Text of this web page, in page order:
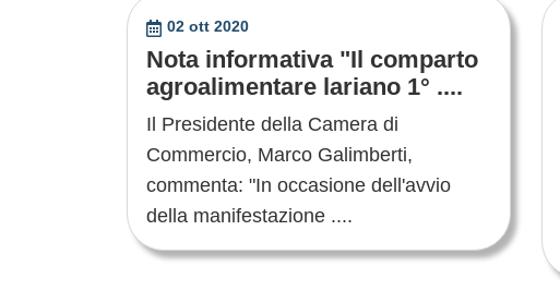
02 ott 2020
Nota informativa "Il comparto
agroalimentare lariano 1° ....
Il Presidente della Camera di
Commercio, Marco Galimberti,
commenta: "In occasione dell'avvio
della manifestazione ....